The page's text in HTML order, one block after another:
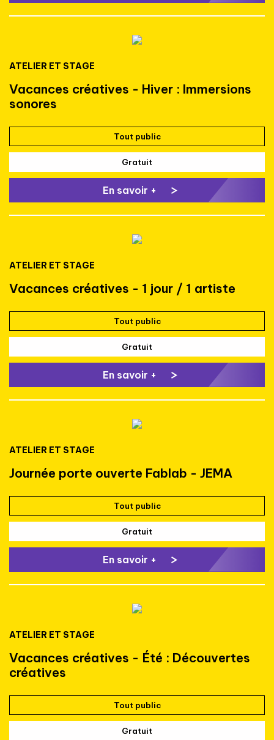
ATELIER ET STAGE
Vacances créatives - Hiver : Immersions
sonores
Tout public
Gratuit
En savoir +
ATELIER ET STAGE
Vacances créatives - 1 jour / 1 artiste
Tout public
Gratuit
En savoir +
ATELIER ET STAGE
Journée porte ouverte Fablab - JEMA
Tout public
Gratuit
En savoir +
ATELIER ET STAGE
Vacances créatives - Été : Découvertes
créatives
Tout public
Gratuit